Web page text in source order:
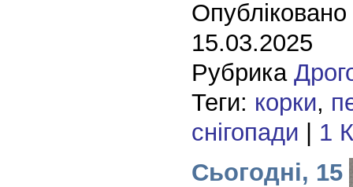
15.03.2025
Рубрика
Теги: корки,
снігопади
1
Сьогодні, 15